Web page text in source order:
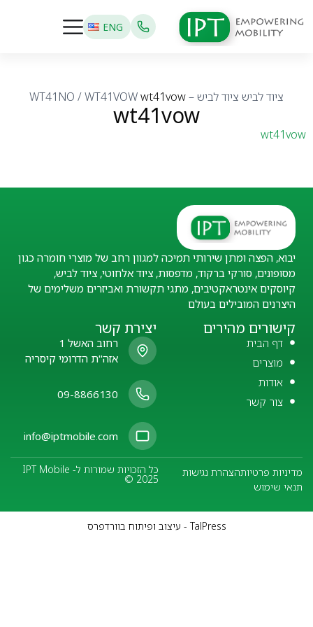
ENG
ציוד לביש ציוד לביש – WT41NO / WT41VOWwt41vow
wt41vow
wt41vow
יבוא, הפצה ומתן שירותי תמיכה למגוון רחב של מוצרי חומרה כגון
מסופונים, סורקי ברקוד, מדפסות, ציוד אלחוטי, ציוד לביש,
קיוסקים אינטראקטיבים, מתגי תקשורת ואביזרים משלימים של
היצרנים המובילים בעולם
קישורים מהירים
דף הבית
מוצרים
אודות
צור קשר
יצירת קשר
רחוב האשל 1
אזה"ת הדרומי קיסריה
09-8866130
info@iptmobile.com
מדיניות פרטיותהצהרת נגישות
תנאי שימוש
כל הזכויות שמורות ל- IPT Mobile
© 2025
TalPress - עיצוב ופיתוח בוורדפרס